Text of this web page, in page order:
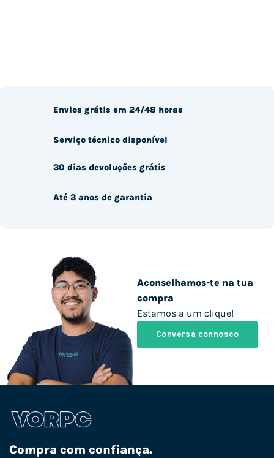
Aconselhamos-te na tua
compra
Estamos a um clique!
Conversa connosco
Envios grátis em 24/48 horas
Serviço técnico disponível
30 dias devoluções grátis
Até 3 anos de garantia
Compra com confiança.